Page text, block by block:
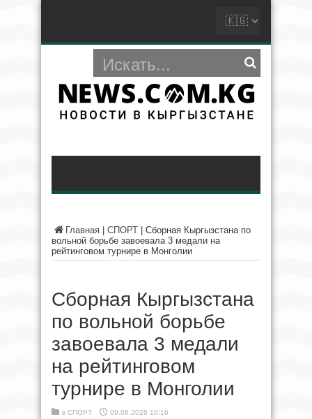
Главная СПОРТ
Сборная Кыргызстана по
вольной борьбе завоевала 3 медали на
рейтинговом турнире в Монголии
Сборная Кыргызстана
по вольной борьбе
завоевала 3 медали
на рейтинговом
турнире в Монголии
в СПОРТ 09.06.2026 10:16